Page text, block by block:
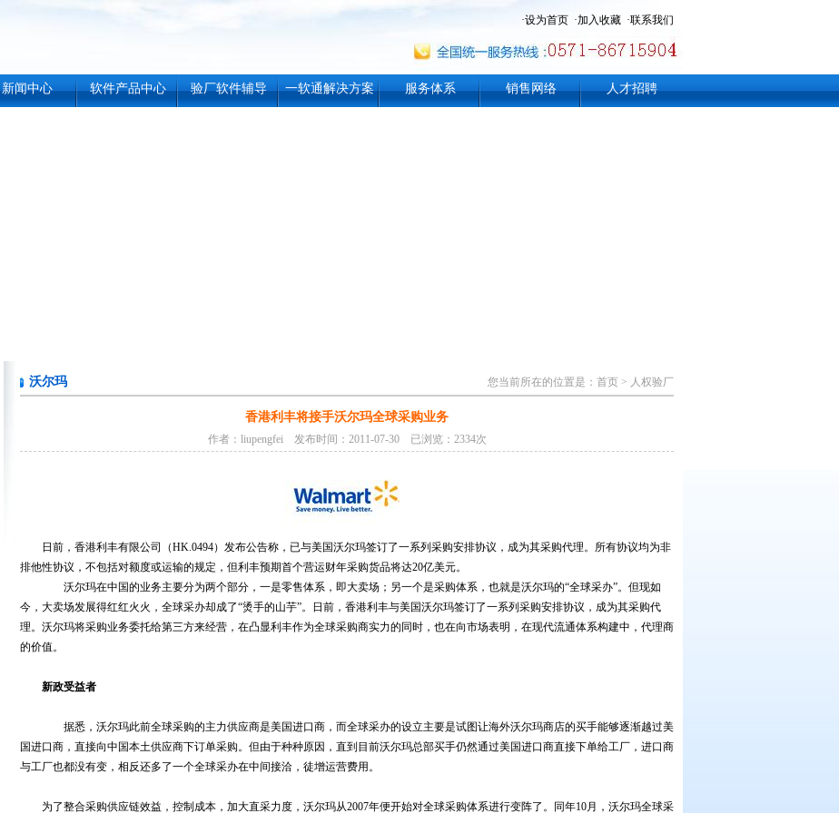
·设为首页 ·加入收藏 ·联系我们
新闻中心 软件产品中心 验厂软件辅导 一软通解决方案 服务体系 销售网络 人才招聘
您当前所在的位置是： 首页 > 人权验厂
沃尔玛
香港利丰将接手沃尔玛全球采购业务
作者：liupengfei 发布时间：2011-07-30 已浏览：2334次
日前，香港利丰有限公司（HK.0494）发布公告称，已与美国沃尔玛签订了一系列采购安排协议，成为其采购代理。所有协议均为非
排他性协议，不包括对额度或运输的规定，但利丰预期首个营运财年采购货品将达20亿美元。
沃尔玛在中国的业务主要分为两个部分，一是零售体系，即大卖场；另一个是采购体系，也就是沃尔玛的“全球采办”。但现如
今，大卖场发展得红红火火，全球采办却成了“烫手的山芋”。日前，香港利丰与美国沃尔玛签订了一系列采购安排协议，成为其采购代
理。沃尔玛将采购业务委托给第三方来经营，在凸显利丰作为全球采购商实力的同时，也在向市场表明，在现代流通体系构建中，代理商
的价值。
新政受益者
据悉，沃尔玛此前全球采购的主力供应商是美国进口商，而全球采办的设立主要是试图让海外沃尔玛商店的买手能够逐渐越过美
国进口商，直接向中国本土供应商下订单采购。但由于种种原因，直到目前沃尔玛总部买手仍然通过美国进口商直接下单给工厂，进口商
与工厂也都没有变，相反还多了一个全球采办在中间接洽，徒增运营费用。
为了整合采购供应链效益，控制成本，加大直采力度，沃尔玛从2007年便开始对全球采购体系进行变阵了。同年10月，沃尔玛全球采